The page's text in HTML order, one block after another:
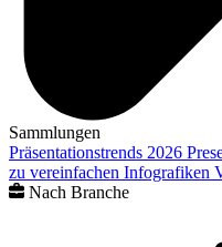
Sammlungen
Präsentationstrends 2026
zu vereinfachen Infografiken
Nach Branche